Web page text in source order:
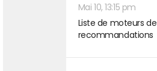
Mai 10, 13:15 pm
Liste de moteurs de
recommandations